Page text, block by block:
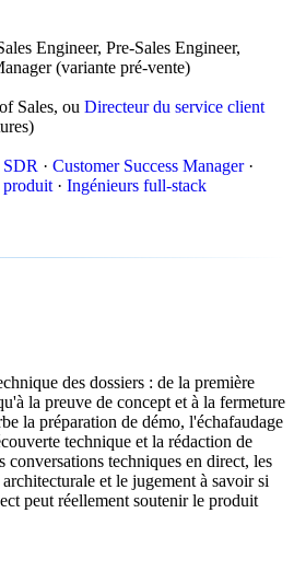
Engineer, Pre-Sales Engineer,
(variante pré-vente)
Sales, ou Directeur du service client
SDR · Customer Success Manager·
produit · Ingénieurs full-stack
des dossiers : de la première
la preuve de concept et à la fermeture
la préparation de démo, l'échafaudage
technique et la rédaction de
conversations techniques en direct, les
et le jugement à savoir si
peut réellement soutenir le produit